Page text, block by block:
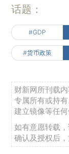
话题：
#GDP
#货币政策
财新网所刊载
专属所有或持
建立镜像等任何
如有意愿转载
确认及授权后，